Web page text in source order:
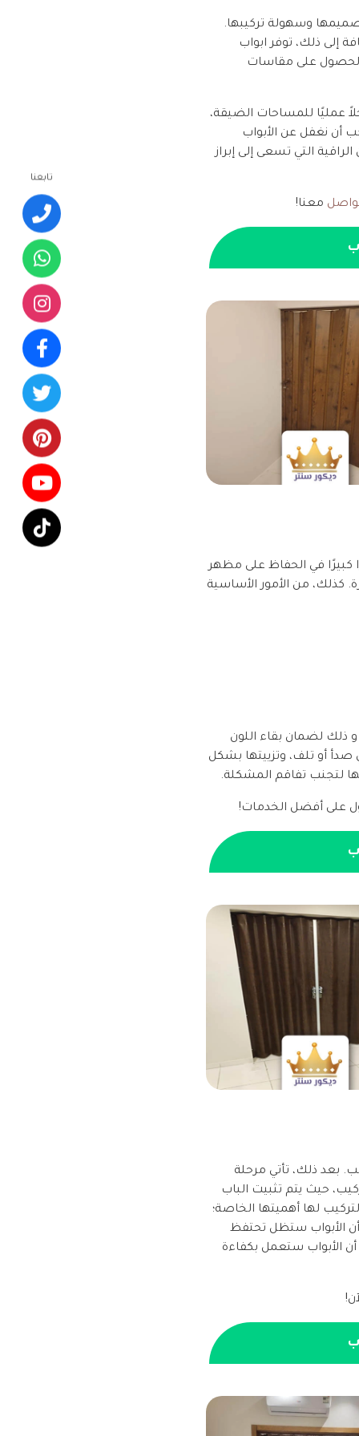
وسهولة تركيبها.
إلى ذلك، توفر ابواب
على مقاسات
عمليًا للمساحات الضيقة،
أن نغفل عن الأبواب
التي تسعى إلى إبراز
معنا!
كبيرًا في الحفاظ على مظهر
كذلك، من الأمور الأساسية
ذلك لضمان بقاء اللون
أو تلف، وتزييتها بشكل
لتجنب تفاقم المشكلة.
على أفضل الخدمات!
بعد ذلك، تأتي مرحلة
حيث يتم تثبيت الباب
لها أهميتها الخاصة؛
الأبواب ستظل تحتفظ
الأبواب ستعمل بكفاءة
تابعنا